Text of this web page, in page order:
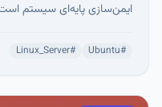
ایمن‌سازی پایه‌ای سیستم
#
Ubuntu
#
Linux_Server